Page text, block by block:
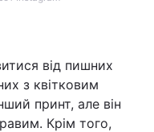
від пишних
з квітковим
принт, але він
Крім того,